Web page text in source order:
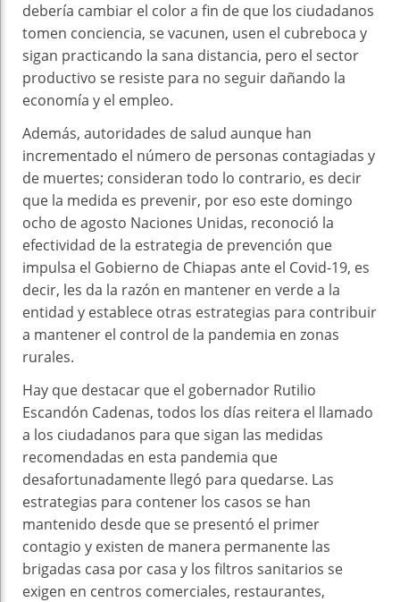
debería cambiar el color a fin de que los ciudadanos
tomen conciencia, se vacunen, usen el cubreboca y
sigan practicando la sana distancia, pero el sector
productivo se resiste para no seguir dañando la
economía y el empleo.
Además, autoridades de salud aunque han
incrementado el número de personas contagiadas y
de muertes; consideran todo lo contrario, es decir
que la medida es prevenir, por eso este domingo
ocho de agosto Naciones Unidas, reconoció la
efectividad de la estrategia de prevención que
impulsa el Gobierno de Chiapas ante el Covid-19, es
decir, les da la razón en mantener en verde a la
entidad y establece otras estrategias para contribuir
a mantener el control de la pandemia en zonas
rurales.
Hay que destacar que el gobernador Rutilio
Escandón Cadenas, todos los días reitera el llamado
a los ciudadanos para que sigan las medidas
recomendadas en esta pandemia que
desafortunadamente llegó para quedarse. Las
estrategias para contener los casos se han
mantenido desde que se presentó el primer
contagio y existen de manera permanente las
brigadas casa por casa y los filtros sanitarios se
exigen en centros comerciales, restaurantes,